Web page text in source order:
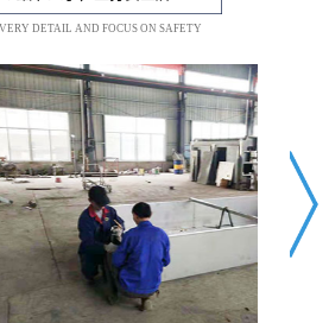
DETAIL AND FOCUS ON SAFETY